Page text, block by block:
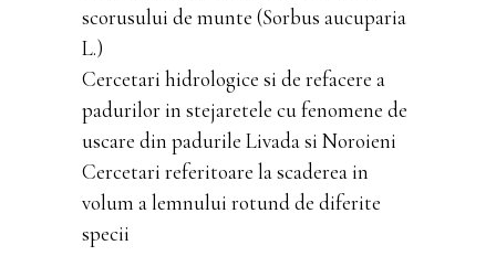
scorusului de munte (Sorbus aucuparia
L.)
Cercetari hidrologice si de refacere a
padurilor in stejaretele cu fenomene de
uscare din padurile Livada si Noroieni
Cercetari referitoare la scaderea in
volum a lemnului rotund de diferite
specii